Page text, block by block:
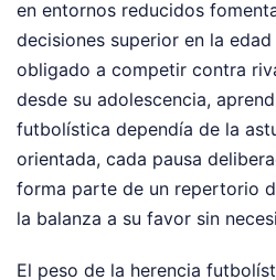
en entornos reducidos
decisiones superior en la
obligado a competir contra
desde su adolescencia,
futbolística dependía de la
orientada, cada pausa
forma parte de un repertorio
la balanza a su favor sin
El peso de la herencia